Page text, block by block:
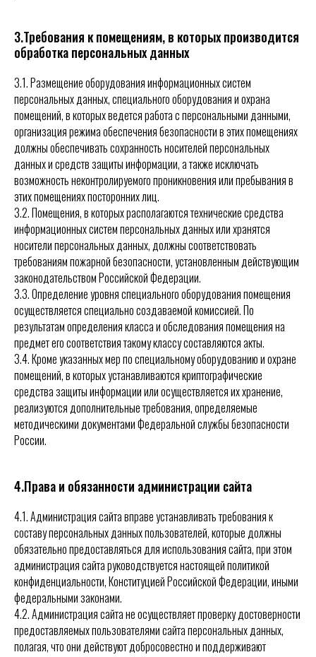
3.Требования к помещениям, в которых производится
обработка персональных данных
3.1.Размещение оборудования информационных систем
персональных данных, специального оборудования и охрана
помещений, в которых ведется работа с персональными данными,
организация режима обеспечения безопасности в этих помещениях
должны обеспечивать сохранность носителей персональных
данных и средств защиты информации, а также исключать
возможность неконтролируемого проникновения или пребывания в
этих помещениях посторонних лиц.
3.2.Помещения, в которых располагаются технические средства
информационных систем персональных данных или хранятся
носители персональных данных, должны соответствовать
требованиям пожарной безопасности, установленным действующим
законодательством Российской Федерации.
3.3.Определение уровня специального оборудования помещения
осуществляется специально создаваемой комиссией. По
результатам определения класса и обследования помещения на
предмет его соответствия такому классу составляются акты.
3.4.Кроме указанных мер по специальному оборудованию и охране
помещений, в которых устанавливаются криптографические
средства защиты информации или осуществляется их хранение,
реализуются дополнительные требования, определяемые
методическими документами Федеральной службы безопасности
России.
4.Права и обязанности администрации сайта
4.1. Администрация сайта вправе устанавливать требования к
составу персональных данных пользователей, которые должны
обязательно предоставляться для использования сайта, при этом
администрация сайта руководствуется настоящей политикой
конфиденциальности,КонституциейРоссийской Федерации, иными
федеральными законами.
4.2. Администрация сайта не осуществляет проверку достоверности
предоставляемых пользователями сайта персональных данных,
полагая, что они действуют добросовестно и поддерживают